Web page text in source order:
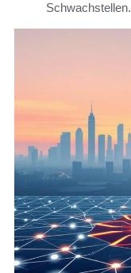
Schwachstellen.